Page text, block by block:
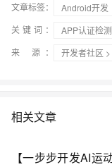
文章标签： Android开发
关键词：
APP认证检测
来 源：
开发者社区 >
相关文章